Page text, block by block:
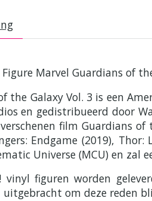
Figure Marvel Guardians of
the Galaxy Vol. 3 is een
en gedistribueerd door
film Guardians
Endgame (2019),
Universe (MCU) en zal
vinyl figuren worden
om deze reden